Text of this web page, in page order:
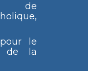
de
le
de la